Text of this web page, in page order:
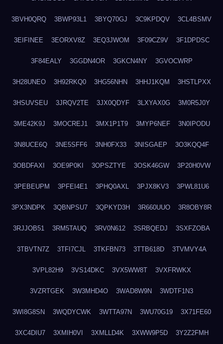
3BVH0QRQ 3BWP93L1 3BYQ70GJ 3C9KPDQV 3CL4BSMV
3EIFINEE 3EORXV8Z 3EQ3JWOM 3F09CZ9V 3F1DPDSC
3F84EALY 3GGDN4OR 3GKCN4NY 3GVOCWRP
3H28UNEO 3H92RKQ0 3HG56NHN 3HHJ1KQM 3HSTLPXX
3HSUVSEU 3JRQV2TE 3JX0QDYF 3LXYAX0G 3M0R5J0Y
3ME42K9J 3MOCREJ1 3MX1P1T9 3MYP6NEF 3N0IPODU
3N8UCE6Q 3NE5SFF6 3NH0FX33 3NISGAEP 3O3KQQ4F
3OBDFAXI 3OE9P0KI 3OPSZTYE 3OSK46GW 3P20H0VW
3PEBEUPM 3PFEI4E1 3PHQ0AXL 3PJX8KV3 3PWL81U6
3PX3NDPK 3QBNPSU7 3QPKYD3H 3R660UUO 3R8OBY8R
3RJJOB51 3RM5TAUQ 3RV0N612 3SRBQEDJ 3SXFZOBA
3TBVTN7Z 3TFI7CJL 3TKFBN73 3TTB618D 3TVMVY4A
3VPL82H9 3VS14DKC 3VX5WW8T 3VXFRWKX
3VZRTGEK 3W3MHD4O 3WAD8W9N 3WDTF1N3
3WI8G8SN 3WQDYCWK 3WTTA97N 3WU70G19 3X71FE60
3XC4DIU7 3XMIH0VI 3XMLLD4K 3XWW9P5D 3Y2Z2FMH